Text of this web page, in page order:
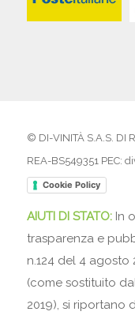
© DI-VINITÀ S.A.S. DI
REA-BS549351 PEC:
Cookie Policy
AIUTI DI STATO: In
trasparenza e
n.124 del 4 agosto
(come sostituito
2019), si riportano